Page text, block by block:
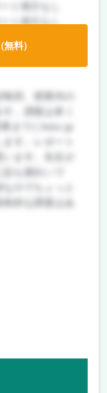
回、授業内の
までにkeio.jp
ます。先生が
的な課題はあ
料）